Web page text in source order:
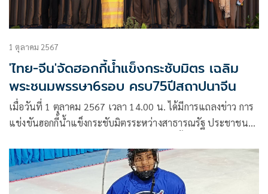
1 ตุลาคม 2567
'ไทย-จีน'จัดฮอกกี้น้ำแข็งกระชับมิตร เฉลิม
พระชนมพรรษา6รอบ ครบ75ปีสถาปนาจีน
เมื่อวันที่ 1 ตุลาคม 2567 เวลา 14.00 น. ได้มีการแถลงข่าว การ
แข่งขันฮอกกี้น้ำแข็งกระชับมิตรระหว่างสาธารณรัฐ ประชาชน
มาแกรนด์ ถนนราชดำริ โดยมีคุณหญิงปัทมา ลีสวัสดิ์ตระกูล
กรรมการคณะกรรมการโอลิมปิกสากล ,ท่านหาน จื้อเฉียง
เอกอัครราชทูตสาธารณรัฐประชาชนจีนประจำประเทศไทย